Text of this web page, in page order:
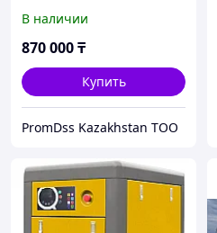
В наличии
870 000₸
Купить
PromDss Kazakhstan TOO